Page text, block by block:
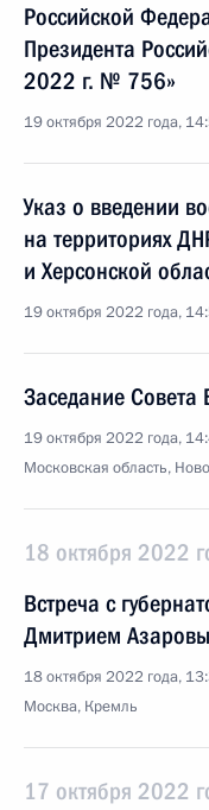
Российской
Президента
2022 г. № 756»
19 октября 2022 года,
Указ о введении
на территориях
и Херсонской
19 октября 2022 года,
Заседание Совета
19 октября 2022 года,
Московская область,
18 октября 2022
Встреча с
Дмитрием
18 октября 2022 года,
Москва, Кремль
17 октября 2022